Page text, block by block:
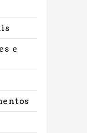
e